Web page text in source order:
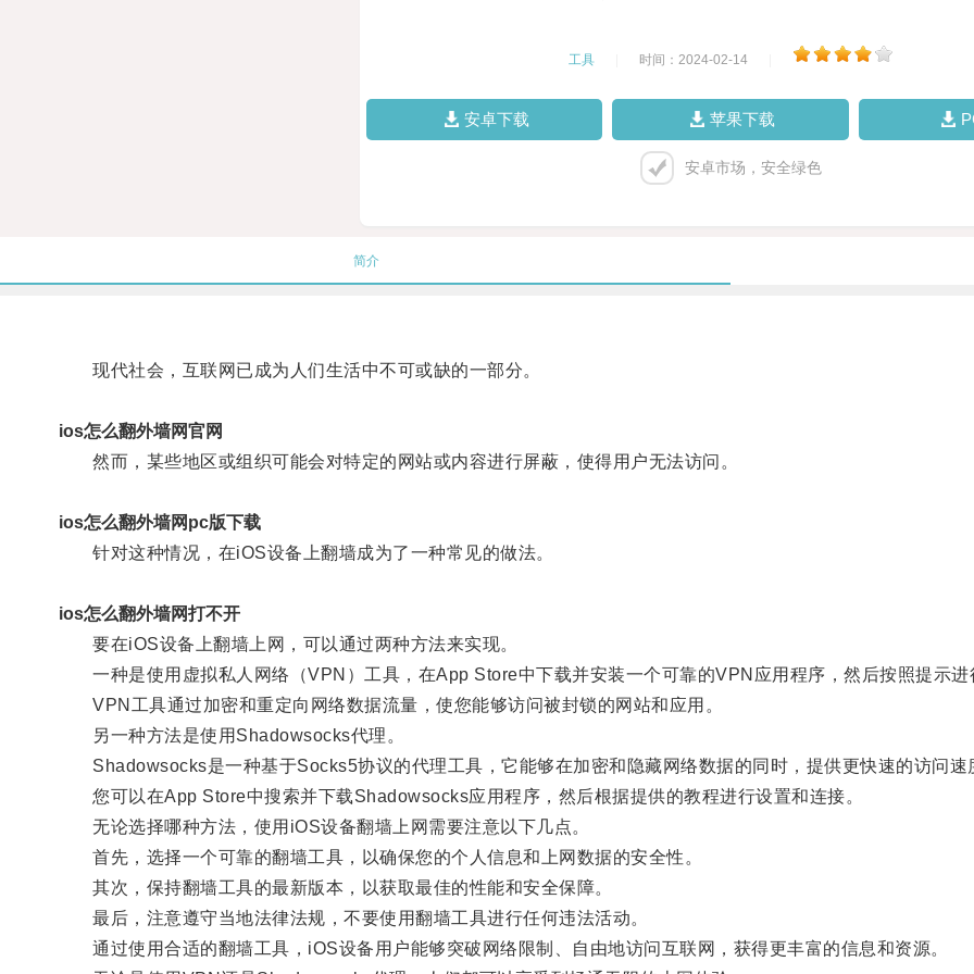
工具 时间：2024-02-14
安卓下载 苹果下载
安卓市场，安全绿色
简介
现代社会，互联网已成为人们生活中不可或缺的一部分。
ios怎么翻外墙网官网
然而，某些地区或组织可能会对特定的网站或内容进行屏蔽，使得用户无法访问。
ios怎么翻外墙网pc版下载
针对这种情况，在iOS设备上翻墙成为了一种常见的做法。
ios怎么翻外墙网打不开
要在iOS设备上翻墙上网，可以通过两种方法来实现。
一种是使用虚拟私人网络（VPN）工具，在App Store中下载并安装一个可靠的VPN应用程序，然后按照提示进
VPN工具通过加密和重定向网络数据流量，使您能够访问被封锁的网站和应用。
另一种方法是使用Shadowsocks代理。
Shadowsocks是一种基于Socks5协议的代理工具，它能够在加密和隐藏网络数据的同时，提供更快速的访问速
您可以在App Store中搜索并下载Shadowsocks应用程序，然后根据提供的教程进行设置和连接。
无论选择哪种方法，使用iOS设备翻墙上网需要注意以下几点。
首先，选择一个可靠的翻墙工具，以确保您的个人信息和上网数据的安全性。
其次，保持翻墙工具的最新版本，以获取最佳的性能和安全保障。
最后，注意遵守当地法律法规，不要使用翻墙工具进行任何违法活动。
通过使用合适的翻墙工具，iOS设备用户能够突破网络限制、自由地访问互联网，获得更丰富的信息和资源。